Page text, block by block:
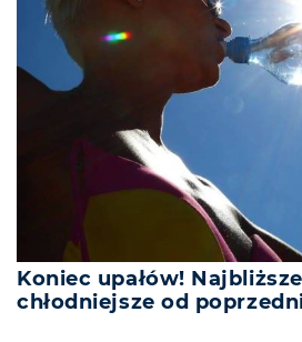
Koniec upałów!
chłodniejsze od